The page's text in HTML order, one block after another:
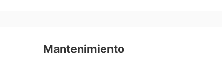
Mantenimiento